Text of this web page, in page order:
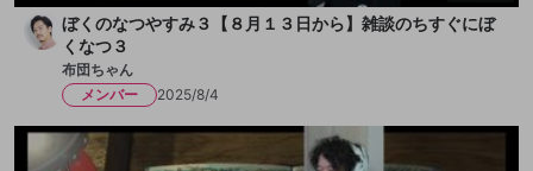
ぼくのなつやすみ３【８月１３日から】雑談のちすぐにぼ
くなつ３
布団ちゃん
メンバー
2025/8/4